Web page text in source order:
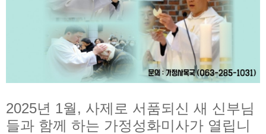
2025년 1월, 사제로 서품되신 새 신부님
들과 함께 하는 가정성화미사가 열립니